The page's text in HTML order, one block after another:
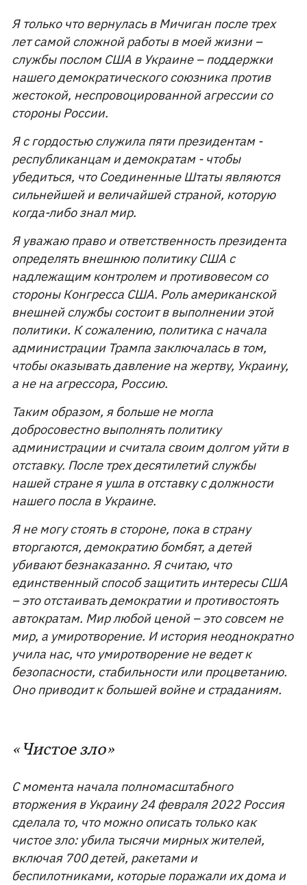
Я только что вернулась в Мичиган после трех
лет самой сложной работы в моей жизни –
службы послом США в Украине – поддержки
нашего демократического союзника против
жестокой, неспровоцированной агрессии со
стороны России.
Я с гордостью служила пяти президентам -
республиканцам и демократам - чтобы
убедиться, что Соединенные Штаты являются
сильнейшей и величайшей страной, которую
когда-либо знал мир.
Я уважаю право и ответственность президента
определять внешнюю политику США с
надлежащим контролем и противовесом со
стороны Конгресса США. Роль американской
внешней службы состоит в выполнении этой
политики. К сожалению, политика с начала
администрации Трампа заключалась в том,
чтобы оказывать давление на жертву, Украину,
а не на агрессора, Россию.
Таким образом, я больше не могла
добросовестно выполнять политику
администрации и считала своим долгом уйти в
отставку. После трех десятилетий службы
нашей стране я ушла в отставку с должности
нашего посла в Украине.
Я не могу стоять в стороне, пока в страну
вторгаются, демократию бомбят, а детей
убивают безнаказанно. Я считаю, что
единственный способ защитить интересы США
– это отстаивать демократии и противостоять
автократам. Мир любой ценой – это совсем не
мир, а умиротворение. И история неоднократно
учила нас, что умиротворение не ведет к
безопасности, стабильности или процветанию.
Оно приводит к большей войне и страданиям.
«Чистое зло»
С момента начала полномасштабного
вторжения в Украину 24 февраля 2022 Россия
сделала то, что можно описать только как
чистое зло: убила тысячи мирных жителей,
включая 700 детей, ракетами и
беспилотниками, которые поражали их дома и